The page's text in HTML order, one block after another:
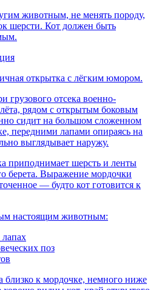
животным, не менять породу,
шерсти. Кот должен быть
открытка с лёгким юмором.
грузового отсека военно-
рядом с открытым боковым
сидит на большом сложенном
передними лапами опираясь на
выглядывает наружу.
приподнимает шерсть и ленты
берета. Выражение мордочки
— будто кот готовится к
настоящим животным:
лапах
поз
близко к мордочке, немного ниже